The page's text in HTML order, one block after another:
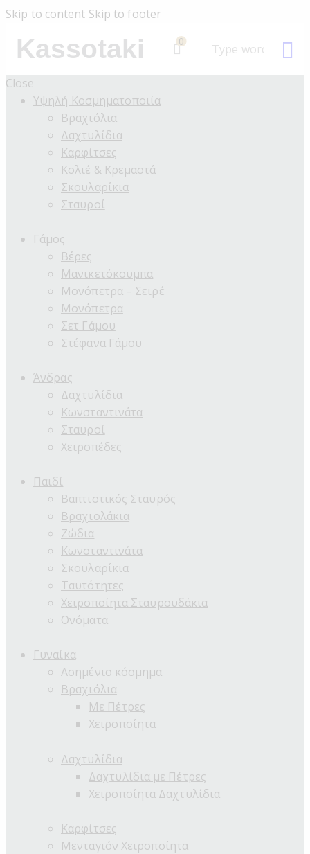
Skip to content Skip to footer
Kassotaki 0
Close
Υψηλή Κοσμηματοποιία
Βραχιόλια
Δαχτυλίδια
Καρφίτσες
Κολιέ & Κρεμαστά
Σκουλαρίκια
Σταυροί
Γάμος
Βέρες
Μανικετόκουμπα
Μονόπετρα – Σειρέ
Μονόπετρα
Σετ Γάμου
Στέφανα Γάμου
Άνδρας
Δαχτυλίδια
Κωνσταντινάτα
Σταυροί
Χειροπέδες
Παιδί
Βαπτιστικός Σταυρός
Βραχιολάκια
Ζώδια
Κωνσταντινάτα
Σκουλαρίκια
Ταυτότητες
Χειροποίητα Σταυρουδάκια
Ονόματα
Γυναίκα
Ασημένιο κόσμημα
Βραχιόλια
Με Πέτρες
Χειροποίητα
Δαχτυλίδια
Δαχτυλίδια με Πέτρες
Χειροποίητα Δαχτυλίδια
Καρφίτσες
Μενταγιόν Χειροποίητα